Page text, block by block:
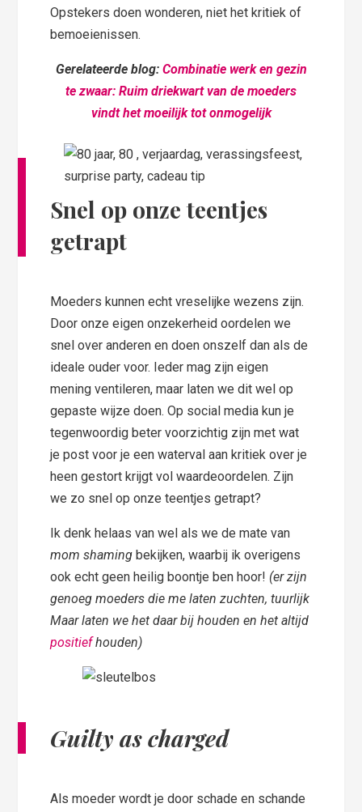
Opstekers doen wonderen, niet het kritiek of
bemoeienissen.
Gerelateerde blog: Combinatie werk en gezin
te zwaar: Ruim driekwart van de moeders
vindt het moeilijk tot onmogelijk
Snel op onze teentjes
getrapt
Moeders kunnen echt vreselijke wezens zijn.
Door onze eigen onzekerheid oordelen we
snel over anderen en doen onszelf dan als de
ideale ouder voor. Ieder mag zijn eigen
mening ventileren, maar laten we dit wel op
gepaste wijze doen. Op social media kun je
tegenwoordig beter voorzichtig zijn met wat
je post voor je een waterval aan kritiek over je
heen gestort krijgt vol waardeoordelen. Zijn
we zo snel op onze teentjes getrapt?
Ik denk helaas van wel als we de mate van
mom shaming bekijken, waarbij ik overigens
ook echt geen heilig boontje ben hoor! (er zijn
genoeg moeders die me laten zuchten, tuurlijk
Maar laten we het daar bij houden en het altijd
positiefhouden)
Guilty as charged
Als moeder wordt je door schade en schande